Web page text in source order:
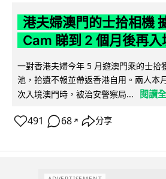
港夫婦澳門的士拾相機
Cam 睇到 2 個月後再入
一對香港夫婦今年 5 月遊澳門乘的士拾
池，拾遺不報並帶返香港自用。兩人本
次入境澳門時，被治安警察局...
閱讀
491 68 ↗ 分享